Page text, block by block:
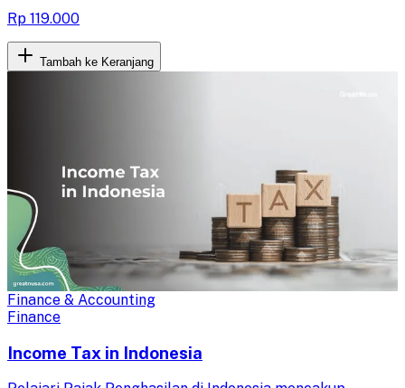
Rp 119.000
Tambah ke Keranjang
Finance & Accounting
Finance
Income Tax in Indonesia